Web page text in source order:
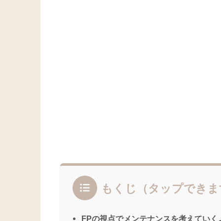
もくじ（タップでき
FPの視点でメンテナンスを考えていく